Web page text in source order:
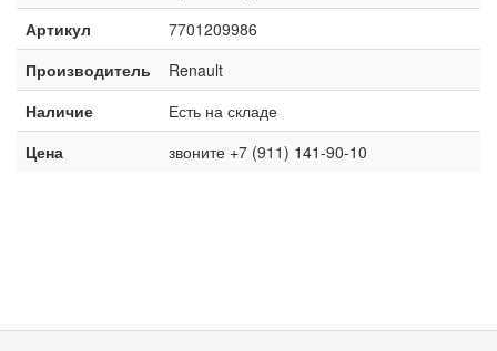
Артикул
7701209986
Производитель
Renault
Наличие
Есть на складе
Цена
звоните +7 (911) 141-90-10